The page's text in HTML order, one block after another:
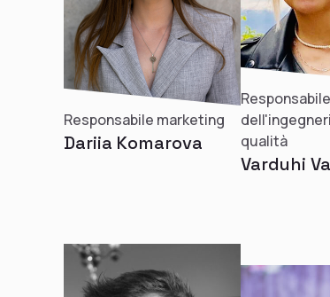
Responsabile marketing
Dariia Komarova
Responsabile
qualità
Varduhi